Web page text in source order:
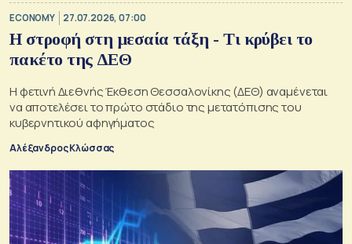
ECONOMY 27.07.2026, 07:00
Η στροφή στη μεσαία τάξη - Τι κρύβει το
πακέτο της ΔΕΘ
Η φετινή Διεθνής Έκθεση Θεσσαλονίκης (ΔΕΘ) αναμένεται
να αποτελέσει το πρώτο στάδιο της μετατόπισης του
κυβερνητικού αφηγήματος
Αλέξανδρος Κλώσσας